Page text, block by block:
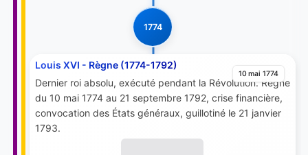
1774
10 mai 1774
Louis XVI - Règne (1774-1792)
Dernier roi absolu, exécuté pendant la Révolution. Règne
du 10 mai 1774 au 21 septembre 1792, crise financière,
convocation des États généraux, guillotiné le 21 janvier
1793.